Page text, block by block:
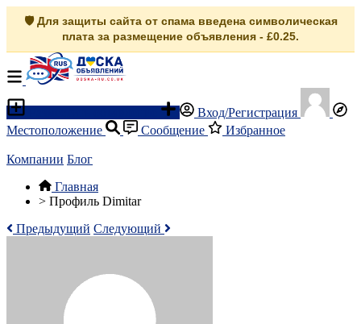
🛡️ Для защиты сайта от спама введена символическая
плата за размещение объявления - £0.25.
Вход/Регистрация
Местоположение
Сообщение Избранное
Компании Блог
Главная
> Профиль Dimitar
Предыдущий Следующий